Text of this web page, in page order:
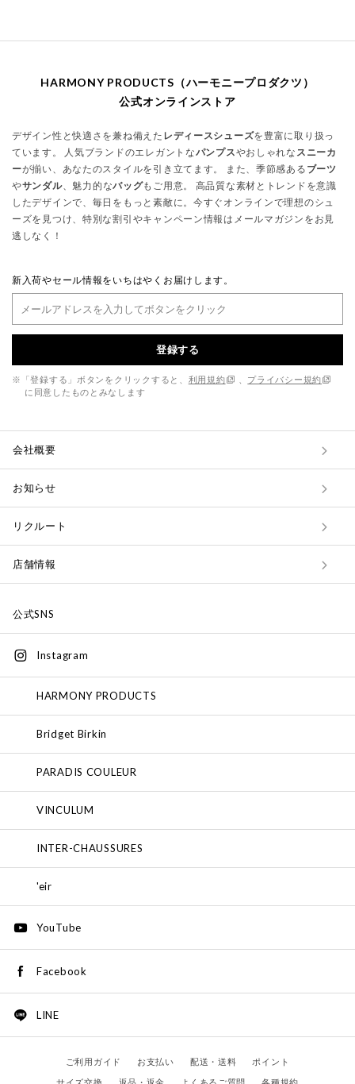
HARMONY PRODUCTS（ハーモニープロダクツ）
公式オンラインストア
デザイン性と快適さを兼ね備えた レディースシューズを豊富に取り扱っ
ています。 人気ブランドのエレガントなパンプスやおしゃれな スニーカ
ーが揃い、あなたのスタイルを引き立てます。 また、季節感ある ブーツ
やサンダル、魅力的なバッグもご用意。 高品質な素材とトレンドを意識
したデザインで、毎日をもっと素敵に。今すぐオンラインで理想のシュ
ーズを見つけ、特別な割引やキャンペーン情報はメールマガジンをお見
逃しなく！
新入荷やセール情報をいちはやくお届けします。
登録する
※「登録する」ボタンをクリックすると、 利用規約
プライバシー規約
に同意したものとみなします
会社概要
お知らせ
リクルート
店舗情報
公式SNS
Instagram
HARMONY PRODUCTS
Bridget Birkin
PARADIS COULEUR
VINCULUM
INTER-CHAUSSURES
'eir
YouTube
Facebook
LINE
ご利用ガイド お支払い 配送・送料
ポイント